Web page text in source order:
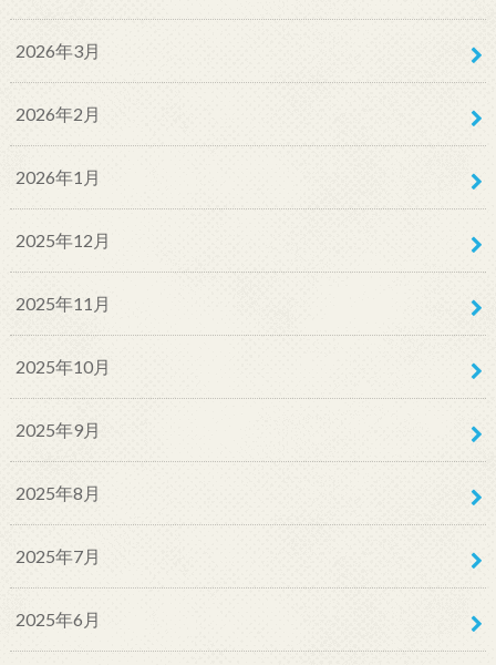
2026年3月
2026年2月
2026年1月
2025年12月
2025年11月
2025年10月
2025年9月
2025年8月
2025年7月
2025年6月